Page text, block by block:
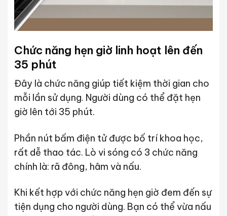
Chức năng hẹn giờ linh hoạt lên đến
35 phút
Đây là chức năng giúp tiết kiệm thời gian cho
mỗi lần sử dụng. Người dùng có thể đặt hẹn
giờ lên tới 35 phút.
Phần nút bấm điện tử được bố trí khoa học,
rất dễ thao tác. Lò vi sóng có 3 chức năng
chính là: rã đông, hâm và nấu.
Khi kết hợp với chức năng hẹn giờ đem đến sự
tiện dụng cho người dùng. Bạn có thể vừa nấu